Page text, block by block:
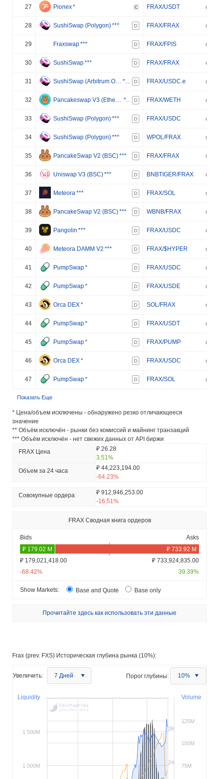
27 Pionex* C FRAX/USDT
28 SushiSwap (Polygon)*** D FRAX/FRAX
29 Fraxswap*** D FRAX/FPIS
30 SushiSwap*** D FRAX/FRAX
31 SushiSwap (Arbitrum One) *** D FRAX/USDC.e
32 Pancakeswap V3 (Ethereum) *** D FRAX/WETH
33 SushiSwap (Polygon)*** D FRAX/USDC
34 SushiSwap (Polygon)*** D WPOL/FRAX
35 PancakeSwap V2 (BSC)*** D FRAX/FRAX
36 Uniswap V3 (BSC)*** D BNBTIGER/FRAX
37 Meteora*** D FRAX/SOL
38 PancakeSwap V2 (BSC)*** D WBNB/FRAX
39 Pangolin *** D FRAX/USDC
40 Meteora DAMM V2 *** D FRAX/$HYPER
41 PumpSwap* D FRAX/USDC
42 PumpSwap* D FRAX/USDE
43 Orca DEX* D SOL/FRAX
44 PumpSwap* D FRAX/USDT
45 PumpSwap* D FRAX/PUMP
46 Orca DEX* D FRAX/USDC
47 PumpSwap* D FRAX/SOL
Показать Еще
* Цена/объем исключены - обнаружено резко отличающееся
значение
** Объём исключён - рынки без комиссий и майнинг транзакций
*** Объём исключён - нет свежих данных от API биржи
FRAX Цена
₽ 26.28
3.51%
Объем за 24 часа
₽ 44,223,194.00
-64.23%
Совокупные ордера
₽ 912,946,253.00
-16.51%
FRAX Сводная книга ордеров
Bids Asks
₽ 179,021,418.00
₽ 733,924,835.00
-68.42%
39.39%
Show Markets: Base and Quote Base only
Прочитайте здесь как использовать эти данные
Frax (prev. FXS) Историческая глубина рынка (10%):
Увеличить: 7 Дней Порог глубины: 10%
Volume
Liquidity
24
26
75M
100M
125M
1 000M
1 500M